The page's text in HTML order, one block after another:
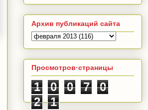
Архив публикаций сайта
Просмотров·страницы
1 0 0 7
0
2
1